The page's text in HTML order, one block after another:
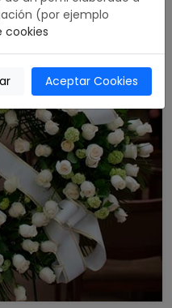
(por ejemplo
cookies
Aceptar Cookies